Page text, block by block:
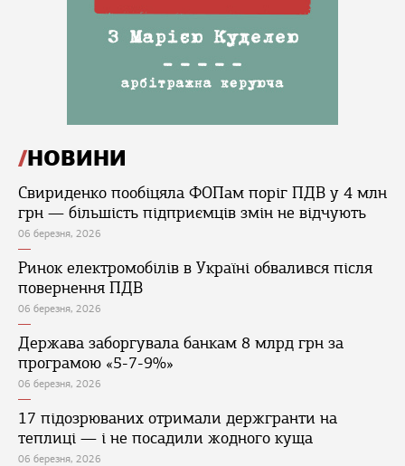
НОВИНИ
Свириденко пообіцяла ФОПам поріг ПДВ у 4 млн
грн — більшість підприємців змін не відчують
06 березня, 2026
Ринок електромобілів в Україні обвалився після
повернення ПДВ
06 березня, 2026
Держава заборгувала банкам 8 млрд грн за
програмою «5-7-9%»
06 березня, 2026
17 підозрюваних отримали держгранти на
теплиці — і не посадили жодного куща
06 березня, 2026